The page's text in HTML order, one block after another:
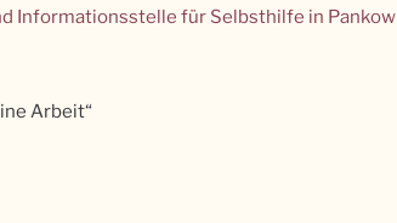
Informationsstelle für Selbsthilfe in Pankow
Arbeit“